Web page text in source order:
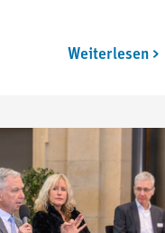
Weiterlesen >